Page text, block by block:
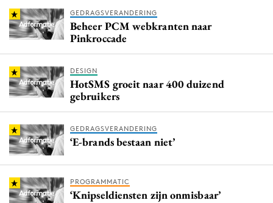
GEDRAGSVERANDERING
Beheer PCM webkranten naar
Pinkroccade
DESIGN
HotSMS groeit naar 400 duizend
gebruikers
GEDRAGSVERANDERING
‘E-brands bestaan niet’
PROGRAMMATIC
‘Knipseldiensten zijn onmisbaar’